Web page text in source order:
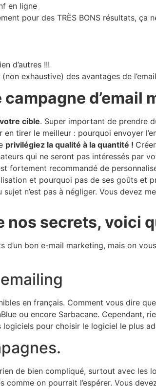
en ligne
pour des TRÈS BONS résultats, ça
d’autres !!!
exhaustive) des avantages de
d’email
cible. Super important de prendre
tirer le meilleur : pourquoi envoyer
privilégiez la qualité à la quantité !
qui ne seront pas intéressés par
fortement recommandé de
et pourquoi pas de ses goûts et
sujet n’est pas à négliger. Vous devez
nos secrets, voici
d’un bon e-mail marketing, mais on
en français. Comment vous dire
ou encore Sarbacane. Cependant,
pour choisir le logiciel le plus
de bien compliqué, surtout avec
on pourrait l’espérer. Vous